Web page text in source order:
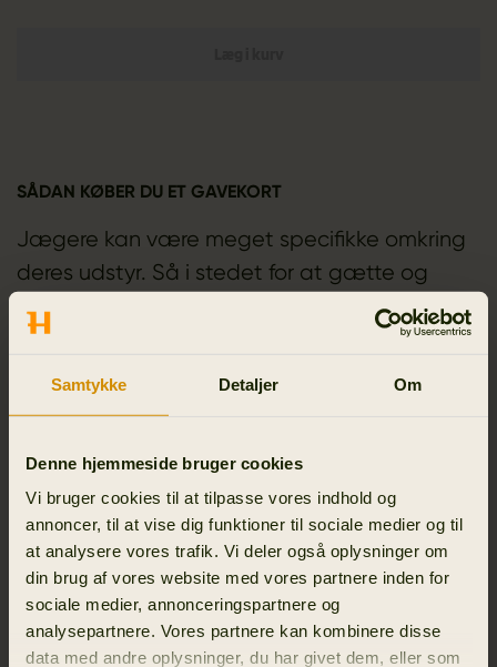
Samtykke Detaljer Om
Denne hjemmeside bruger cookies
Vi bruger cookies til at tilpasse vores indhold og
annoncer, til at vise dig funktioner til sociale medier og til
at analysere vores trafik. Vi deler også oplysninger om
din brug af vores website med vores partnere inden for
sociale medier, annonceringspartnere og
analysepartnere. Vores partnere kan kombinere disse
data med andre oplysninger, du har givet dem, eller som
SÅDAN KØBER DU ET GAVEKORT
Jægere kan være meget specifikke omkring
deres udstyr. Så i stedet for at gætte og
købe det forkerte, kan du gøre det nemt ved
at give et gavekort. Det elektroniske
gavekort til jagtudstyr vil glæde enhver
Trin 1: Skriv beløbet, du vil have på
gavekortet.
Trin 2: Klik på knappen 'læg i kurv'
Trin 3: Gå til kassen og betal.
Trin 4: Når betalingen er gået igennem,
modtager du en bekræftelsesmail. Denne e-